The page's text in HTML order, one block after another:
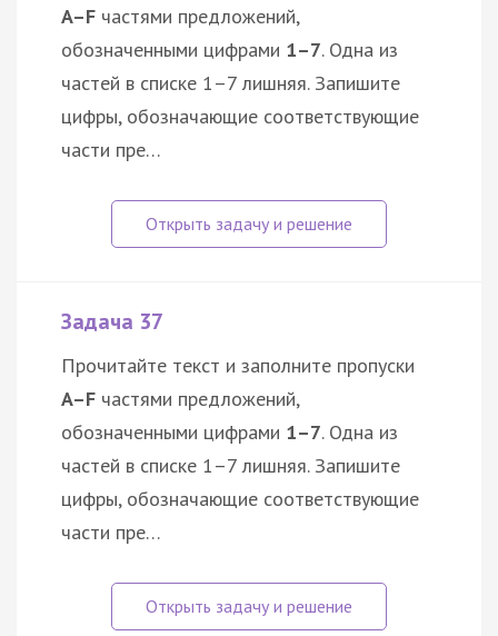
A–F частями предложений,
обозначенными цифрами 1–7. Одна из
частей в списке 1–7 лишняя. Запишите
цифры, обозначающие соответствующие
части пре…
Задача 37
Прочитайте текст и заполните пропуски
A–F частями предложений,
обозначенными цифрами 1–7. Одна из
частей в списке 1–7 лишняя. Запишите
цифры, обозначающие соответствующие
части пре…